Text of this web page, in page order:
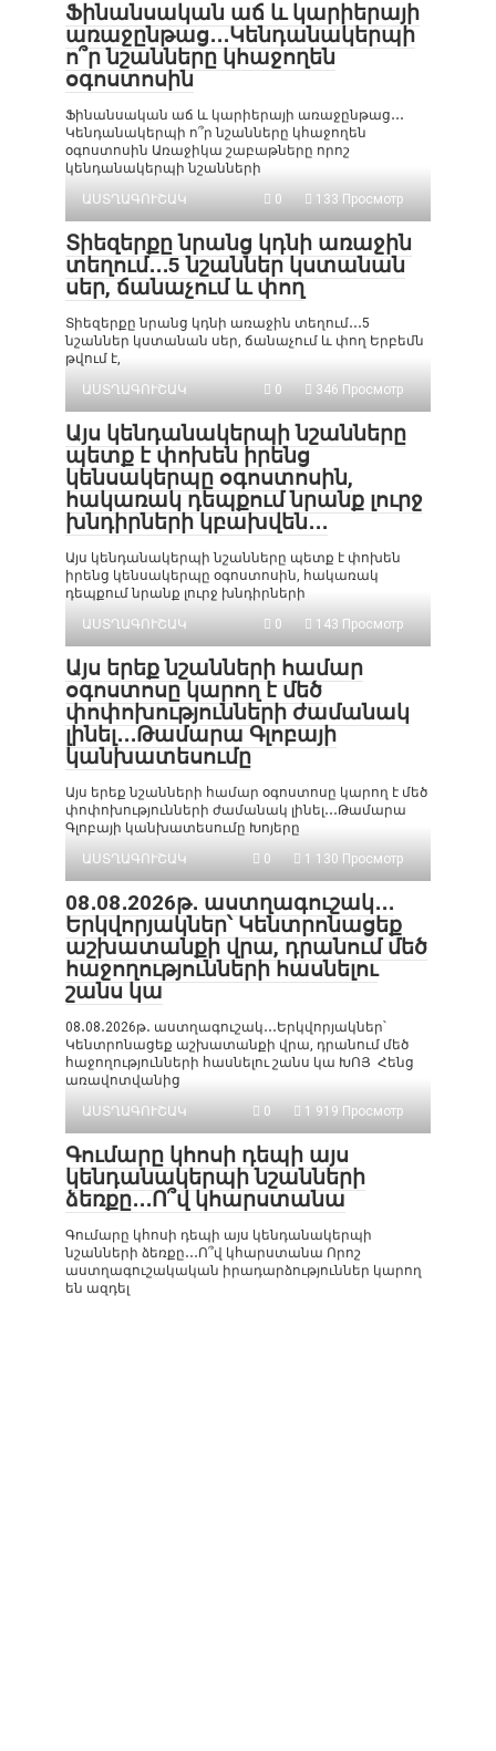
Ֆինանսական աճ և կարիերայի
առաջընթաց․․․Կենդանակերպի
ո՞ր նշանները կհաջողեն
օգոստոսին
Ֆինանսական աճ և կարիերայի առաջընթաց․․․
Կենդանակերպի ո՞ր նշանները կհաջողեն
օգոստոսին Առաջիկա շաբաթները որոշ
կենդանակերպի նշանների
ԱՍՏՂԱԳՈՒՇԱԿ
0 133 Просмотр
Տիեզերքը նրանց կդնի առաջին
տեղում․․․5 նշաններ կստանան
սեր, ճանաչում և փող
Տիեզերքը նրանց կդնի առաջին տեղում․․․5
նշաններ կստանան սեր, ճանաչում և փող Երբեմն
թվում է,
ԱՍՏՂԱԳՈՒՇԱԿ
0 346 Просмотр
Այս կենդանակերպի նշանները
պետք է փոխեն իրենց
կենսակերպը օգոստոսին,
հակառակ դեպքում նրանք լուրջ
խնդիրների կբախվեն․․․
Այս կենդանակերպի նշանները պետք է փոխեն
իրենց կենսակերպը օգոստոսին, հակառակ
դեպքում նրանք լուրջ խնդիրների
ԱՍՏՂԱԳՈՒՇԱԿ
0 143 Просмотр
Այս երեք նշանների համար
օգոստոսը կարող է մեծ
փոփոխությունների ժամանակ
լինել․․․Թամարա Գլոբայի
կանխատեսումը
Այս երեք նշանների համար օգոստոսը կարող է մեծ
փոփոխությունների ժամանակ լինել․․․Թամարա
Գլոբայի կանխատեսումը Խոյերը
ԱՍՏՂԱԳՈՒՇԱԿ
0 1 130 Просмотр
08․08․2026թ․ աստղագուշակ․․․
Երկվորյակներ՝ Կենտրոնացեք
աշխատանքի վրա, դրանում մեծ
հաջողությունների հասնելու
շանս կա
08․08․2026թ․ աստղագուշակ․․․Երկվորյակներ՝
Կենտրոնացեք աշխատանքի վրա, դրանում մեծ
հաջողությունների հասնելու շանս կա ԽՈՅ Հենց
առավոտվանից
ԱՍՏՂԱԳՈՒՇԱԿ
0 1 919 Просмотр
Գումարը կհոսի դեպի այս
կենդանակերպի նշանների
ձեռքը․․․Ո՞վ կհարստանա
Գումարը կհոսի դեպի այս կենդանակերպի
նշանների ձեռքը․․․Ո՞վ կհարստանա Որոշ
աստղագուշակական իրադարձություններ կարող
են ազդել